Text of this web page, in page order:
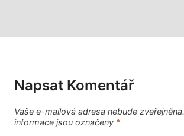
Napsat Komentář
Vaše e-mailová adresa nebude zveřejněna.
informace jsou označeny *